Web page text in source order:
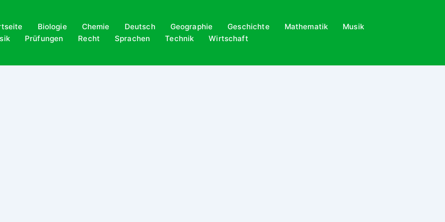
Biologie Chemie Deutsch Geographie Geschichte Mathematik
Musik
Prüfungen Recht Sprachen Technik Wirtschaft